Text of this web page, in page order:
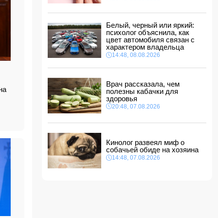
ФИФА выступила с заявлением на фоне
ВС РФ взяли под контроль Ивановку в
Харьковской области
14:04, 08.08.2026
14:00, 08.08.2026
Никол Пашинян позвонил Ильхаму Алиеву
12:48, 08.08.2026
СМИ: США ищут на Кубе фигуру для
повторения "венесуэльского сценария"
Белый, черный или яркий:
психолог объяснила, как
цвет автомобиля связан с
характером владельца
14:48, 08.08.2026
Врач рассказала, чем
полезны кабачки для
здоровья
20:48, 07.08.2026
Кинолог развеял миф о
собачьей обиде на хозяина
14:48, 07.08.2026